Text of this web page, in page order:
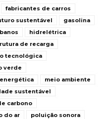
fabricantes de carros
sustentável
gasolina
hidrelétrica
de recarga
tecnológica
verde
meio ambiente
sustentável
carbono
do ar
poluição sonora